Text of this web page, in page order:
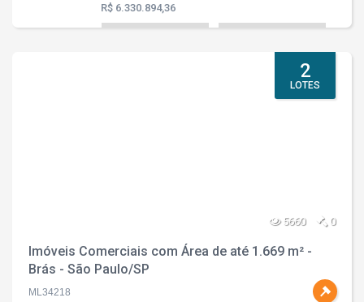
R$ 6.330.894,36
2
LOTES
5660 0
Imóveis Comerciais com Área de até 1.669 m² -
Brás - São Paulo/SP
ML34218